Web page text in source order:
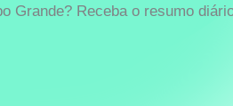
Grande? Receba o resumo